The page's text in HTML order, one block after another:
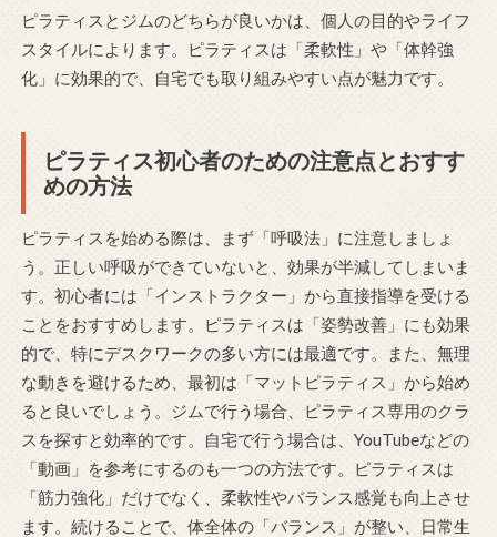
ピラティスとジムのどちらが良いかは、個人の目的やライフ
スタイルによります。ピラティスは「柔軟性」や「体幹強
化」に効果的で、自宅でも取り組みやすい点が魅力です。
ピラティス初心者のための注意点とおすす
めの方法
ピラティスを始める際は、まず「呼吸法」に注意しましょ
う。正しい呼吸ができていないと、効果が半減してしまいま
す。初心者には「インストラクター」から直接指導を受ける
ことをおすすめします。ピラティスは「姿勢改善」にも効果
的で、特にデスクワークの多い方には最適です。また、無理
な動きを避けるため、最初は「マットピラティス」から始め
ると良いでしょう。ジムで行う場合、ピラティス専用のクラ
スを探すと効率的です。自宅で行う場合は、YouTubeなどの
「動画」を参考にするのも一つの方法です。ピラティスは
「筋力強化」だけでなく、柔軟性やバランス感覚も向上させ
ます。続けることで、体全体の「バランス」が整い、日常生